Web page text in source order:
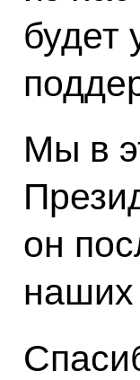
будет
Мы в
он
наших